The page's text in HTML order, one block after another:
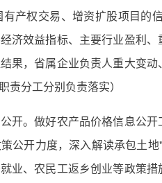
权交易、增资扩股项目的
济效益指标、主要行业盈利
果，省属企业负责人重大变
分工分别负责落实）
。做好农产品价格信息公开
公开力度，深入解读承包土
业、农民工返乡创业等政策